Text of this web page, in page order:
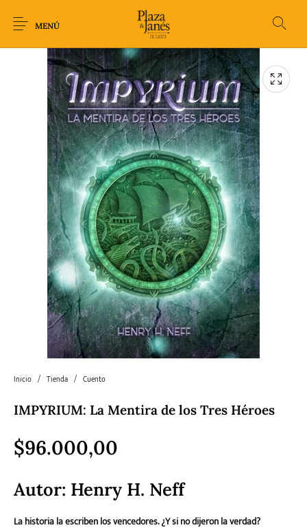
MENÚ
Novedades Arqueología Arte Biografía
Ciencia Crimen Thriller Cuento Ecolibros
Fantasía Ficción Filosofía Gastronomía
Historia Horror
Humor gráfico-
Comic
Literatura infantil
Literatura juvenil
Literatura
universal y Clásicos
Pedagogía Poesía
Política Sagas Salud y Bienestar Sin categorizar
Inicio / Tienda / Cuento
IMPYRIUM: La Mentira de los Tres Héroes
$96.000,00
Autor: Henry H. Neff
La historia la escriben los vencedores. ¿Y si no dijeron la verdad?